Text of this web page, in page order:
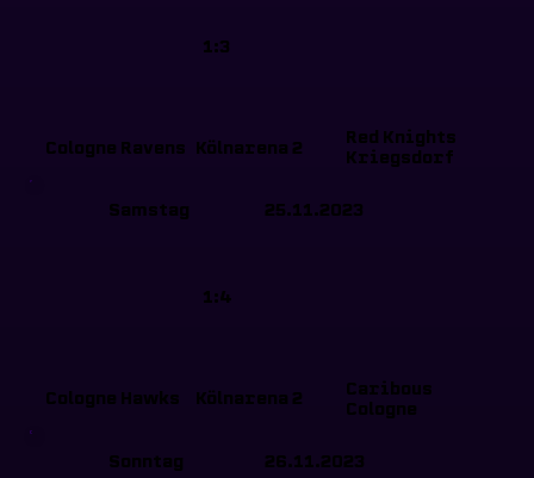
1:3
Cologne Ravens Kölnarena 2
Red Knights
Kriegsdorf
1:4
Samstag 25.11.2023
Cologne Hawks Kölnarena 2
Caribous
Cologne
Sonntag 26.11.2023